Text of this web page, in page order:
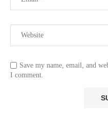
Save my name, email, and
I comment.